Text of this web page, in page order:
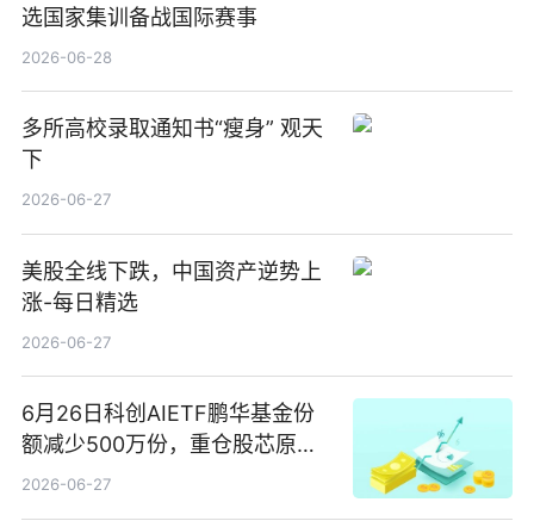
选国家集训备战国际赛事
2026-06-28
多所高校录取通知书“瘦身” 观天
下
2026-06-27
美股全线下跌，中国资产逆势上
涨-每日精选
2026-06-27
6月26日科创AIETF鹏华基金份
额减少500万份，重仓股芯原股
份、寒武纪、澜起科技 观速讯
2026-06-27